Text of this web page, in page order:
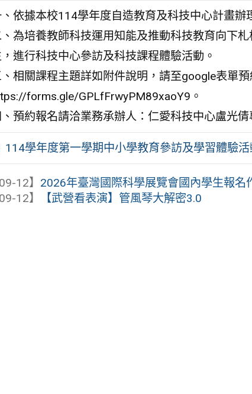
依據本校114學年度自造教育及科技中心計畫辦
為培養教師科技運用知能及推動科技教育向下
進行科技中心參訪及科技課程體驗活動。
相關課程主題詳如附件說明，請至google表單預
forms.gle/GPLfFrwyPM89xaoY9。
、預約報名請洽業務承辦人：仁愛科技中心盧光
114學年度第一學期中小學教育參訪及學習體驗活
12】 2026年臺灣國際科學展覽會國內學生報名
12】
【武營看表演】管風琴大解密3.0